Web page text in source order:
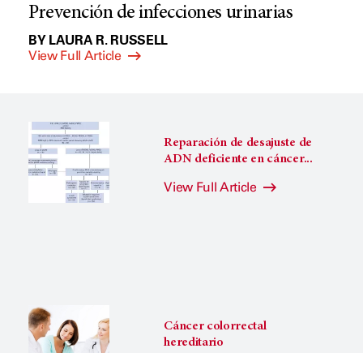
Prevención de infecciones urinarias
BY LAURA R. RUSSELL
View Full Article
Reparación de desajuste de
ADN deficiente en cáncer...
View Full Article
Cáncer colorrectal
hereditario